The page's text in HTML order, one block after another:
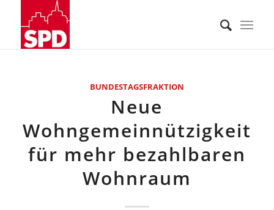
BUNDESTAGSFRAKTION
Neue
Wohngemeinnützigkeit
für mehr bezahlbaren
Wohnraum